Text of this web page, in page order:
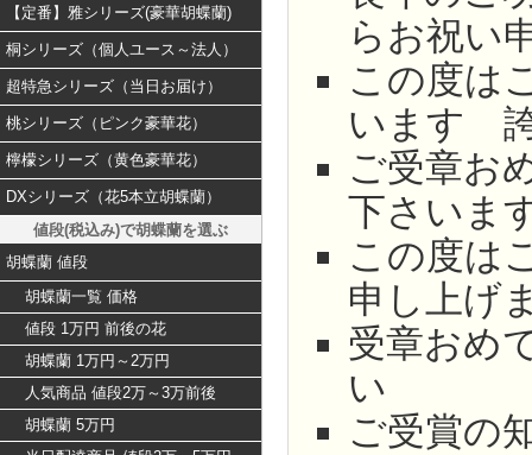
【定番】雅シリーズ(豪華胡蝶蘭)
桐シリーズ（個人ユース～法人）
超特急シリーズ（当日お届け）
桃シリーズ（ピンク豪華花）
檸檬シリーズ（黄色豪華花）
DXシリーズ（花5本立胡蝶蘭）
値段(税込み)で胡蝶蘭を選ぶ
胡蝶蘭 値段
胡蝶蘭一覧 価格
値段 1万円 前後の花
胡蝶蘭 1万円～2万円
人気商品 値段2万～3万前後
胡蝶蘭 5万円
らお祝い
この度は
います
ご受章お
下さいま
この度は
申し上げ
受章おめ
い
ご受賞の